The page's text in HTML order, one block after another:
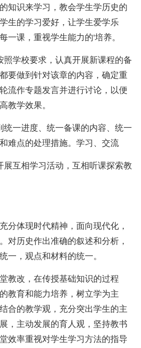
知识来学习，教会学生学历史的
生的学习爱好，让学生爱学乐
一课，重视学生能力的'培养。
学校要求，认真开展新课程的备
要做到针对该章的内容，确定重
流作专题发言并进行讨论，以便
教学效果。
一进度、统一备课的内容、统一
难点的处理措施。学习、交流
互相学习活动，互相听课探索教
体现时代精神，面向现代化，
对历史作出准确的叙述和分析，
一，观点和材料的统一。
改，在传授基础知识的过程
教育和能力培养，树立学为主
合的教学观，充分突出学生的主
，主动发展的育人观，坚持教书
效率重视对学生学习方法的指导